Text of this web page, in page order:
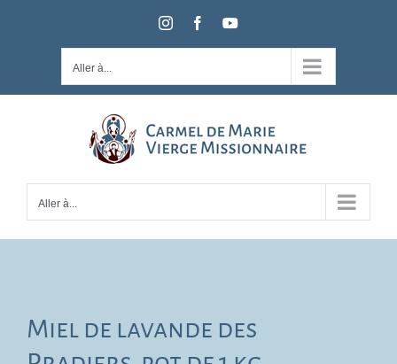
InstagramFacebookYouTube
Aller à...
Aller à...
Miel de lavande des